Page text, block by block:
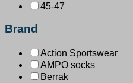
45-47
Brand
Action Sportswear
AMPO socks
Berrak